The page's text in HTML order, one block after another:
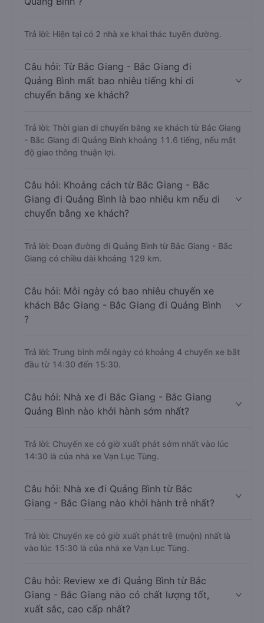
Trả lời: Hiện tại có 2 nhà xe khai thác tuyến đường.
Câu hỏi: Từ Bắc Giang - Bắc Giang đi
Quảng Bình mất bao nhiêu tiếng khi di
chuyển bằng xe khách?
Trả lời: Thời gian di chuyển bằng xe khách từ Bắc Giang
- Bắc Giang đi Quảng Bình khoảng 11.6 tiếng, nếu mật
độ giao thông thuận lợi.
Câu hỏi: Khoảng cách từ Bắc Giang - Bắc
Giang đi Quảng Bình là bao nhiêu km nếu di
chuyển bằng xe khách?
Trả lời: Đoạn đường đi Quảng Bình từ Bắc Giang - Bắc
Giang có chiều dài khoảng 129 km.
Câu hỏi: Mỗi ngày có bao nhiêu chuyến xe
khách Bắc Giang - Bắc Giang đi Quảng Bình
?
Trả lời: Trung bình mỗi ngày có khoảng 4 chuyến xe bắt
đầu từ 14:30 đến 15:30.
Câu hỏi: Nhà xe đi Bắc Giang - Bắc Giang
Quảng Bình nào khởi hành sớm nhất?
Trả lời: Chuyến xe có giờ xuất phát sớm nhất vào lúc
14:30 là của nhà xe Vạn Lục Tùng.
Câu hỏi: Nhà xe đi Quảng Bình từ Bắc
Giang - Bắc Giang nào khởi hành trễ nhất?
Trả lời: Chuyến xe có giờ xuất phát trễ (muộn) nhất là
vào lúc 15:30 là của nhà xe Vạn Lục Tùng.
Câu hỏi: Review xe đi Quảng Bình từ Bắc
Giang - Bắc Giang nào có chất lượng tốt,
xuất sắc, cao cấp nhất?